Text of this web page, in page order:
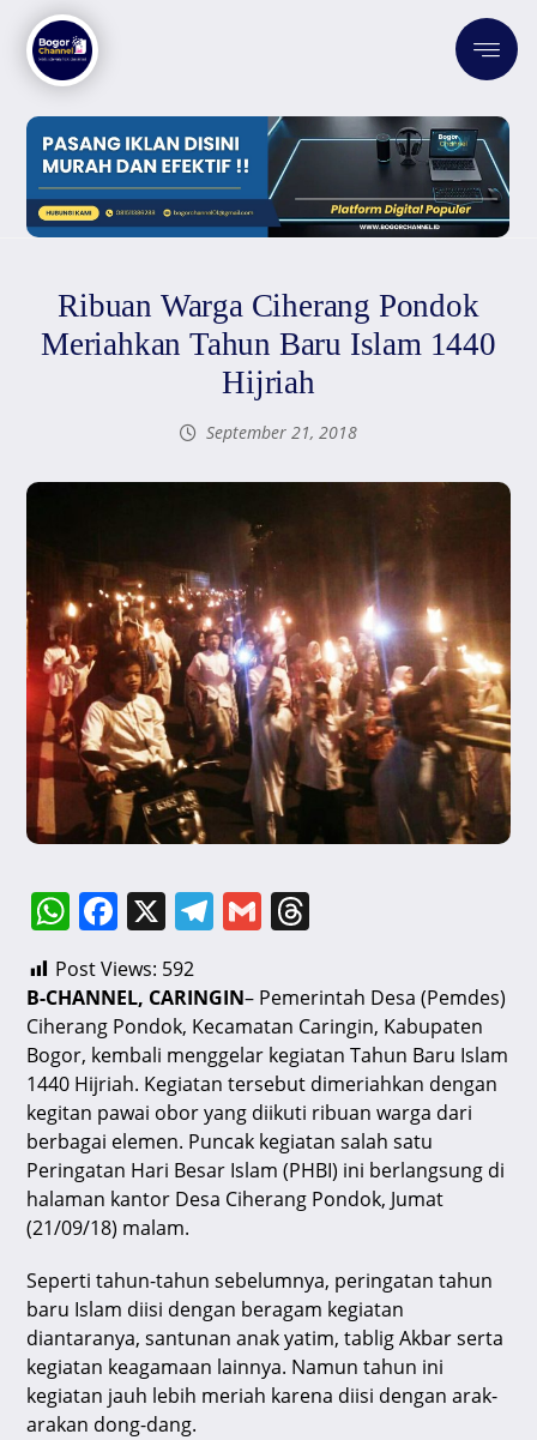
Ribuan Warga Ciherang Pondok
Meriahkan Tahun Baru Islam 1440
Hijriah
September 21, 2018
W
h
at
s
A
p
p
F
c
e
b
o
o
k
X T
e
gr
a
m
G
ai
l
e
a
d
s
Post Views: 592
B-CHANNEL, CARINGIN– Pemerintah Desa (Pemdes)
Ciherang Pondok, Kecamatan Caringin, Kabupaten
Bogor, kembali menggelar kegiatan Tahun Baru Islam
1440 Hijriah. Kegiatan tersebut dimeriahkan dengan
kegitan pawai obor yang diikuti ribuan warga dari
berbagai elemen. Puncak kegiatan salah satu
Peringatan Hari Besar Islam (PHBI) ini berlangsung di
halaman kantor Desa Ciherang Pondok, Jumat
(21/09/18) malam.
Seperti tahun-tahun sebelumnya, peringatan tahun
baru Islam diisi dengan beragam kegiatan
diantaranya, santunan anak yatim, tablig Akbar serta
kegiatan keagamaan lainnya. Namun tahun ini
kegiatan jauh lebih meriah karena diisi dengan arak-
arakan dong-dang.